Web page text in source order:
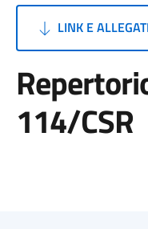
LINK E ALLEGATI
114/CSR